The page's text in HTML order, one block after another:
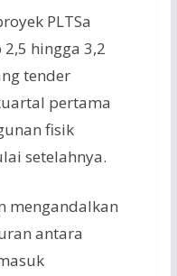
PLTSa
hingga 3,2
tender
pertama
fisik
setelahnya.
mengandalkan
antara